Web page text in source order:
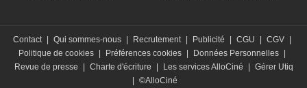
Contact | Qui sommes-nous | Recrutement | Publicité | CGU | CGV |
Politique de cookies | Préférences cookies | Données Personnelles |
Revue de presse
| Charte d'écriture | Les services AlloCiné | Gérer Utiq
| ©AlloCiné